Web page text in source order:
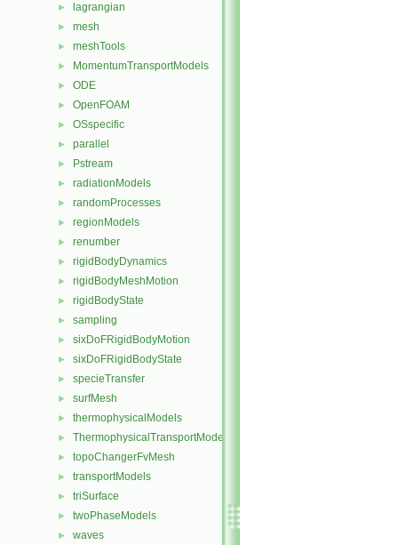
► lagrangian
► mesh
► meshTools
► MomentumTransportModels
► ODE
► OpenFOAM
► OSspecific
► parallel
► Pstream
► radiationModels
► randomProcesses
► regionModels
► renumber
► rigidBodyDynamics
► rigidBodyMeshMotion
► rigidBodyState
► sampling
► sixDoFRigidBodyMotion
► sixDoFRigidBodyState
► specieTransfer
► surfMesh
► thermophysicalModels
► ThermophysicalTransportModels
► topoChangerFvMesh
► transportModels
► triSurface
► twoPhaseModels
► waves